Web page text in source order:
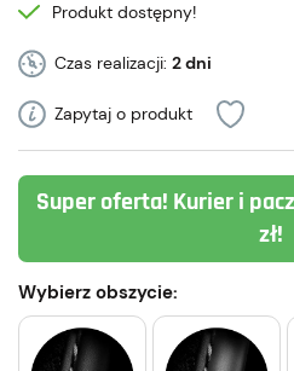
Produkt dostępny!
Czas realizacji: 2 dni
Zapytaj o produkt
Super oferta! Kurier i
zł!
Wybierz obszycie: